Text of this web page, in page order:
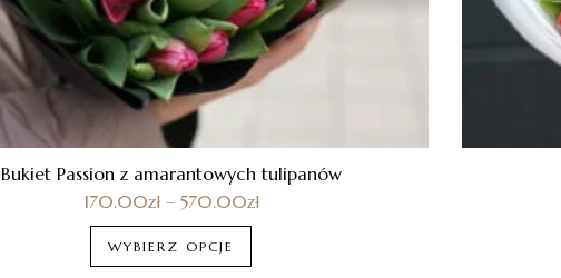
Bukiet Passion z amarantowych tulipanów
170.00zł– 570.00zł
WYBIERZ OPCJE